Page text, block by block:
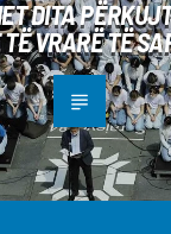
DITA
VRARË TË